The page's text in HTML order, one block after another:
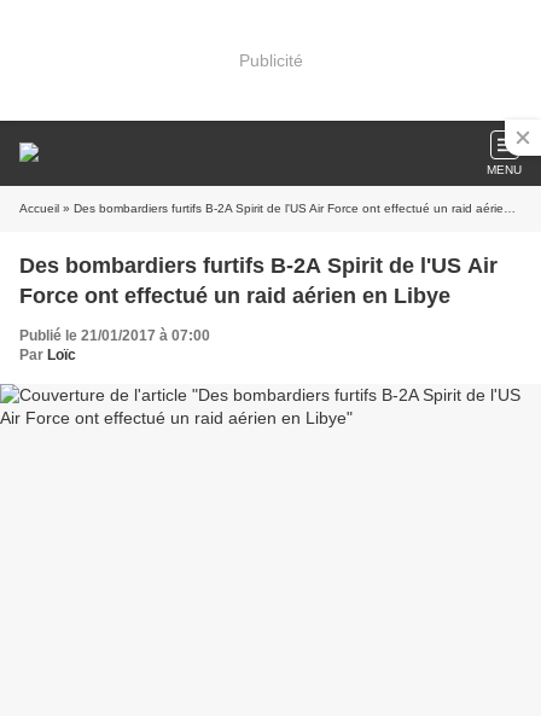
Publicité
MENU
Accueil » Des bombardiers furtifs B-2A Spirit de l'US Air Force ont effectué un raid aérien en Libye
Des bombardiers furtifs B-2A Spirit de l'US Air
Force ont effectué un raid aérien en Libye
Publié le 21/01/2017 à 07:00
Par Loïc